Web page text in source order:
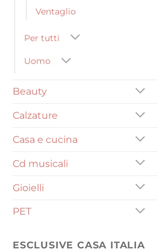
Ventaglio
Per tutti
Uomo
Beauty
Calzature
Casa e cucina
Cd musicali
Gioielli
PET
ESCLUSIVE CASA ITALIA